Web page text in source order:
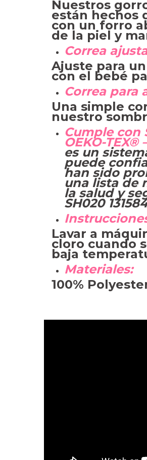
Nuestros
están hechos
con un forro
de la piel y
Correa
Ajuste para
con el bebé
Correa para
Una simple
nuestro
Cumple con
OEKO-TEX®
es un
puede
han sido
una lista de
la salud y
SH020
Lavar a
cloro cuando
baja
Materiales:
100%